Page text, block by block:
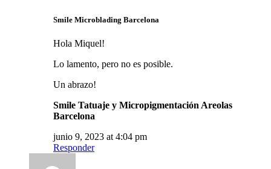
Smile Microblading Barcelona
Hola Miquel!
Lo lamento, pero no es posible.
Un abrazo!
Smile Tatuaje y Micropigmentación Areolas
Barcelona
junio 9, 2023 at 4:04 pm
Responder